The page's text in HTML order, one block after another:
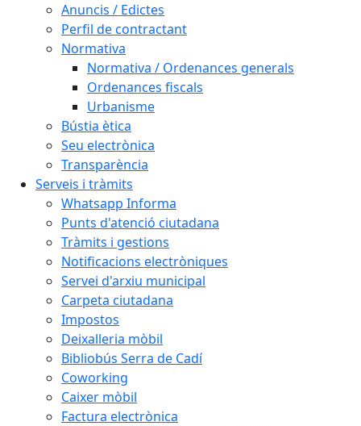
Anuncis / Edictes
Perfil de contractant
Normativa
Normativa / Ordenances generals
Ordenances fiscals
Urbanisme
Bústia ètica
Seu electrònica
Transparència
Serveis i tràmits
Whatsapp Informa
Punts d'atenció ciutadana
Tràmits i gestions
Notificacions electròniques
Servei d'arxiu municipal
Carpeta ciutadana
Impostos
Deixalleria mòbil
Bibliobús Serra de Cadí
Coworking
Caixer mòbil
Factura electrònica